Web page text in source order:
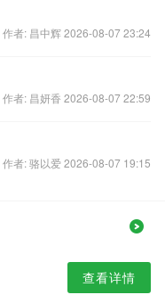
作者: 昌中辉 2026-08-07 23:24
作者: 昌妍香 2026-08-07 22:59
作者: 骆以爱 2026-08-07 19:15
查看详情